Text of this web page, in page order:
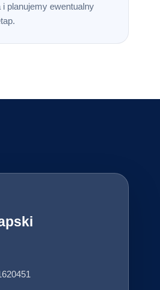
i planujemy ewentualny